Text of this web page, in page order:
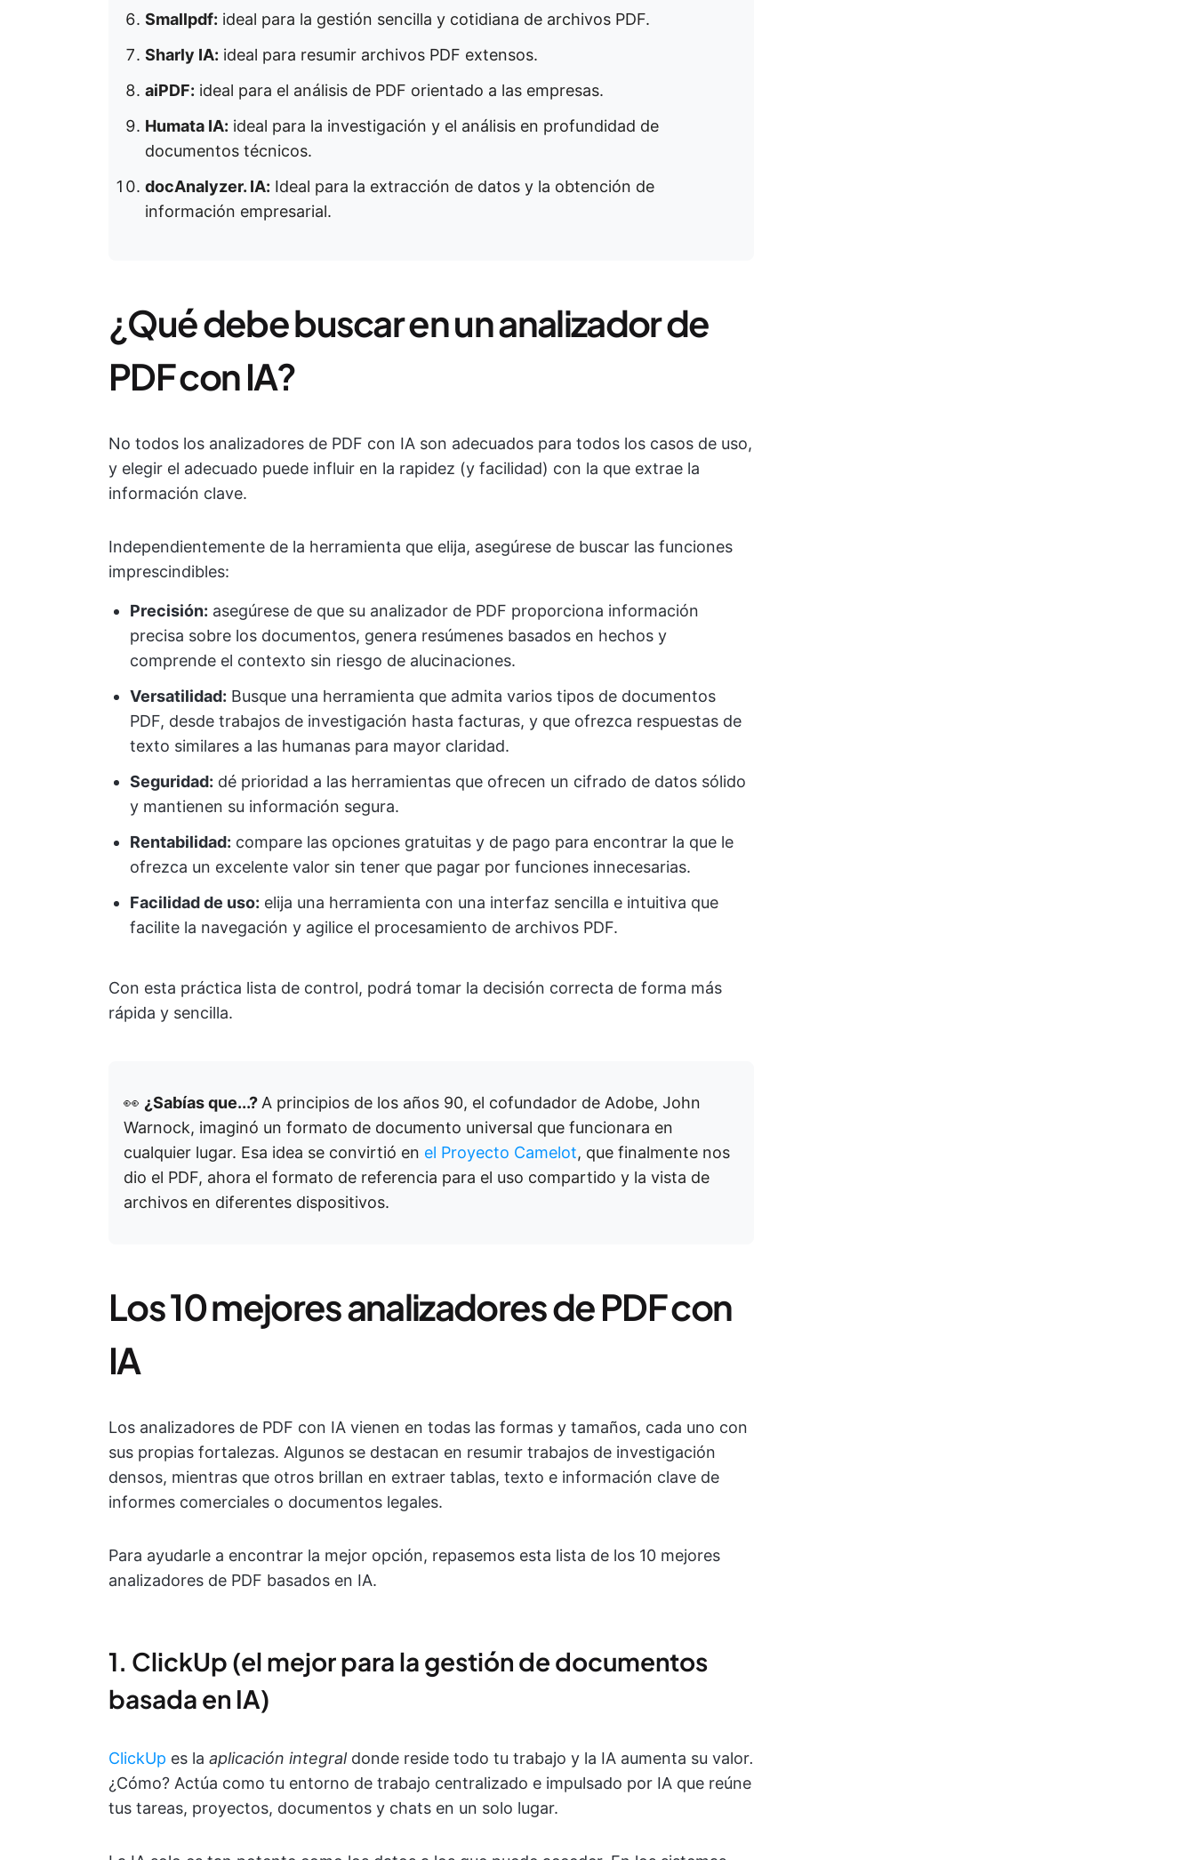
Smallpdf: ideal para la gestión sencilla y cotidiana de archivos PDF.
Sharly IA: ideal para resumir archivos PDF extensos.
aiPDF: ideal para el análisis de PDF orientado a las empresas.
Humata IA: ideal para la investigación y el análisis en profundidad de
documentos técnicos.
docAnalyzer. IA: Ideal para la extracción de datos y la obtención de
información empresarial.
¿Qué debe buscar en un analizador de
PDF con IA?
No todos los analizadores de PDF con IA son adecuados para todos los casos de uso,
y elegir el adecuado puede influir en la rapidez (y facilidad) con la que extrae la
información clave.
Independientemente de la herramienta que elija, asegúrese de buscar las funciones
imprescindibles:
Precisión: asegúrese de que su analizador de PDF proporciona información
precisa sobre los documentos, genera resúmenes basados en hechos y
comprende el contexto sin riesgo de alucinaciones.
Versatilidad: Busque una herramienta que admita varios tipos de documentos
PDF, desde trabajos de investigación hasta facturas, y que ofrezca respuestas de
texto similares a las humanas para mayor claridad.
Seguridad: dé prioridad a las herramientas que ofrecen un cifrado de datos sólido
y mantienen su información segura.
Rentabilidad: compare las opciones gratuitas y de pago para encontrar la que le
ofrezca un excelente valor sin tener que pagar por funciones innecesarias.
Facilidad de uso: elija una herramienta con una interfaz sencilla e intuitiva que
facilite la navegación y agilice el procesamiento de archivos PDF.
Con esta práctica lista de control, podrá tomar la decisión correcta de forma más
rápida y sencilla.
👀 ¿Sabías que...? A principios de los años 90, el cofundador de Adobe, John
Warnock, imaginó un formato de documento universal que funcionara en
cualquier lugar. Esa idea se convirtió en el Proyecto Camelot, que finalmente nos
dio el PDF, ahora el formato de referencia para el uso compartido y la vista de
archivos en diferentes dispositivos.
Los 10 mejores analizadores de PDF con
IA
Los analizadores de PDF con IA vienen en todas las formas y tamaños, cada uno con
sus propias fortalezas. Algunos se destacan en resumir trabajos de investigación
densos, mientras que otros brillan en extraer tablas, texto e información clave de
informes comerciales o documentos legales.
Para ayudarle a encontrar la mejor opción, repasemos esta lista de los 10 mejores
analizadores de PDF basados en IA.
1. ClickUp (el mejor para la gestión de documentos
basada en IA)
ClickUp es la aplicación integral donde reside todo tu trabajo y la IA aumenta su valor.
¿Cómo? Actúa como tu entorno de trabajo centralizado e impulsado por IA que reúne
tus tareas, proyectos, documentos y chats en un solo lugar.